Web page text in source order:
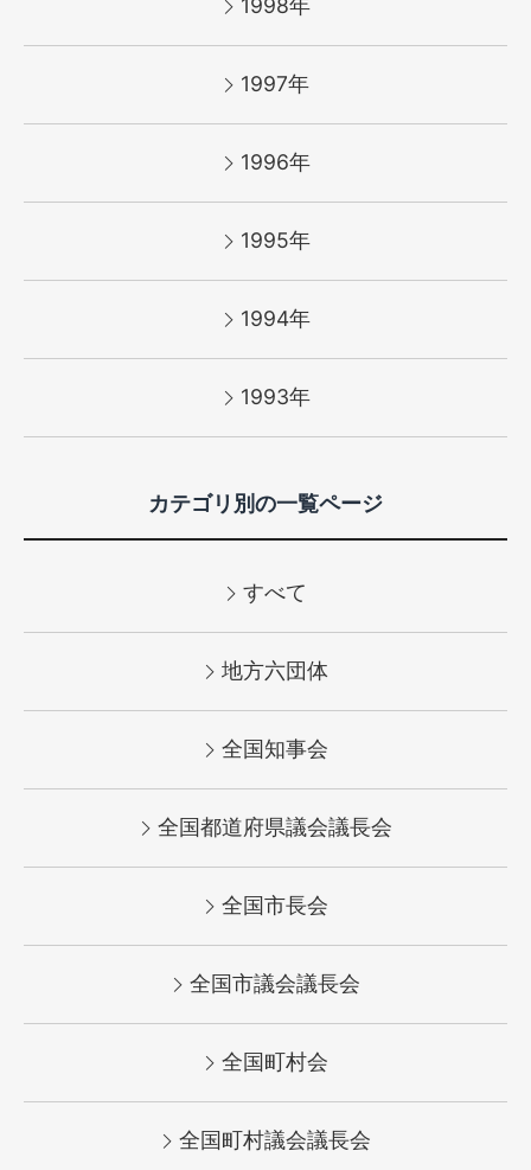
1998年
1997年
1996年
1995年
1994年
1993年
カテゴリ別の一覧ページ
すべて
地方六団体
全国知事会
全国都道府県議会議長会
全国市長会
全国市議会議長会
全国町村会
全国町村議会議長会